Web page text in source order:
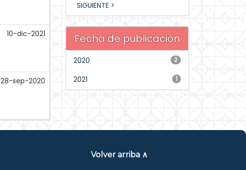
10-dic-2021
28-sep-2020
SIGUIENTE >
Fecha de publicación
2
2020
1
2021
Volver arriba ∧